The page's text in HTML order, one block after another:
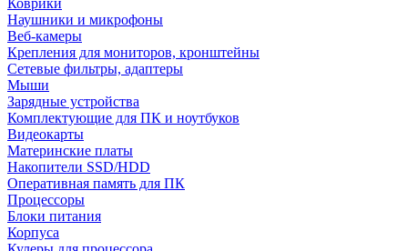
Коврики
Наушники и микрофоны
Веб-камеры
Крепления для мониторов, кронштейны
Сетевые фильтры, адаптеры
Мыши
Зарядные устройства
Комплектующие для ПК и ноутбуков
Видеокарты
Материнские платы
Накопители SSD/HDD
Оперативная память для ПК
Процессоры
Блоки питания
Корпуса